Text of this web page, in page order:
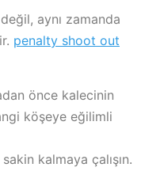
aynı zamanda
penalty shoot out
önce kalecinin
köşeye eğilimli
sakin kalmaya çalışın.